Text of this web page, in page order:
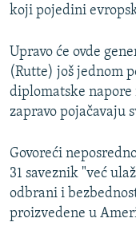
koji pojedini
Upravo će ovde
(Rutte) još jednom
diplomatske
zapravo pojačavaju
Govoreći
31 saveznik "već
odbrani i
proizvedene u